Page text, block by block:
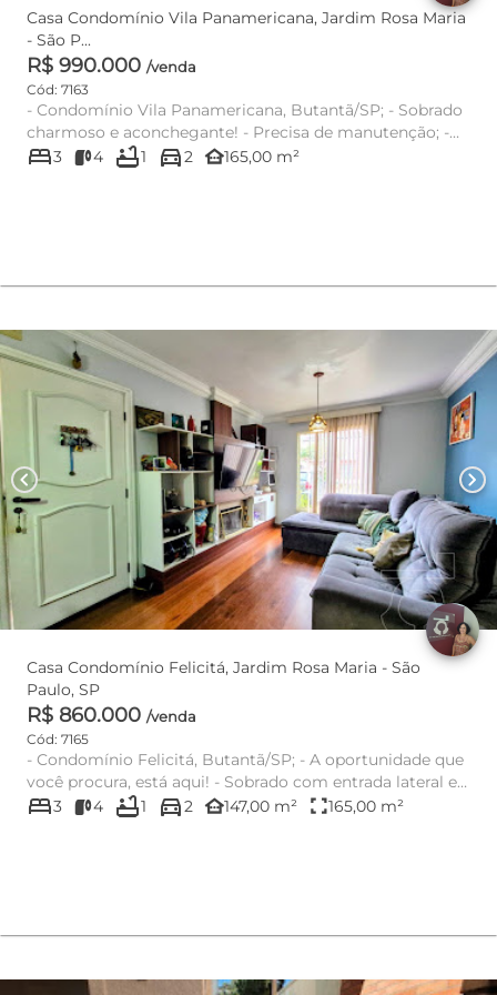
Casa Condomínio Vila Panamericana, Jardim Rosa Maria
- São P...
R$ 990.000 /venda
Cód: 7163
- Condomínio Vila Panamericana, Butantã/SP; - Sobrado
charmoso e aconchegante! - Precisa de manutenção; -
Sala ampla...
bed3 4 bathtub1 directions_car2 other_houses165,00 m²
chevron_left chevron_right
Casa Condomínio Felicitá, Jardim Rosa Maria - São
Paulo, SP
R$ 860.000 /venda
Cód: 7165
- Condomínio Felicitá, Butantã/SP; - A oportunidade que
você procura, está aqui! - Sobrado com entrada lateral e
dua...
bed3 4 bathtub1 directions_car2 other_houses147,00 m² fullscreen165,00 m²